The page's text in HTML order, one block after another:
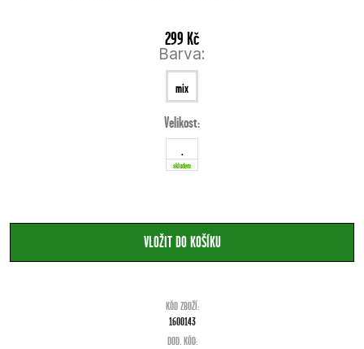
299 Kč
Barva:
mix
Velikost:
.
skladem
KÓD ZBOŽÍ:
1600143
DOD. KÓD: